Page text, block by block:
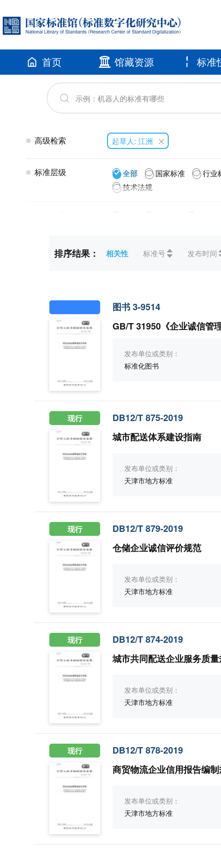
首页 馆藏资源 标准
高级检索 起草人: 江洲
标准层级 全部 国家标准
行业
技术法规
发布年代
标准状态 全部 现行(85) 被代
07数学、自然科学(2)
全部 A综合(100) L
排序结果： 相关性 标准号 发布时间
图书 3-9514
GB/T 31950《企业诚信管
发布单位或类别：
标准化图书
现行
DB12/T 875-2019
城市配送体系建设指南
发布单位或类别：
天津市地方标准
现行
DB12/T 879-2019
仓储企业诚信评价规范
发布单位或类别：
天津市地方标准
现行
DB12/T 874-2019
城市共同配送企业服务质
发布单位或类别：
天津市地方标准
现行
DB12/T 878-2019
商贸物流企业信用报告编
发布单位或类别：
天津市地方标准